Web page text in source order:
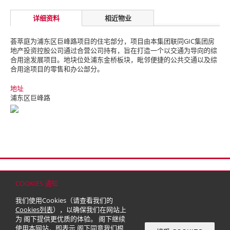
COOKIES 通知
我们使用Cookies（请查看我们的
Cookies列表），以确保我们在网站上
为 阁下提供更优质的体验。 阁下继续
使用本网站，即表示 阁下同意我们根
详细资料 相近物业
荟萃庭为浦东区巨峰路项目的住宅部分，项目由本集团联同GIC集团房
地产投资控股公司通过合营公司持有，旨在打造一个以交通为导向的综
合用途发展项目。 地块位处浦东金桥板块，毗邻便捷的公共交通以及综
合用途项目的零售和办公部分。
地址
浦东区巨峰路
© 2026 嘉里建设有限公司 (于百慕达注册成立之有限公司)